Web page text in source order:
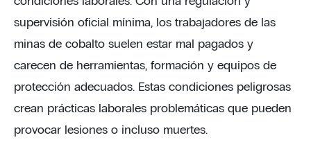
supervisión oficial mínima, los trabajadores de las
minas de cobalto suelen estar mal pagados y
carecen de herramientas, formación y equipos de
protección adecuados. Estas condiciones peligrosas
crean prácticas laborales problemáticas que pueden
provocar lesiones o incluso muertes.